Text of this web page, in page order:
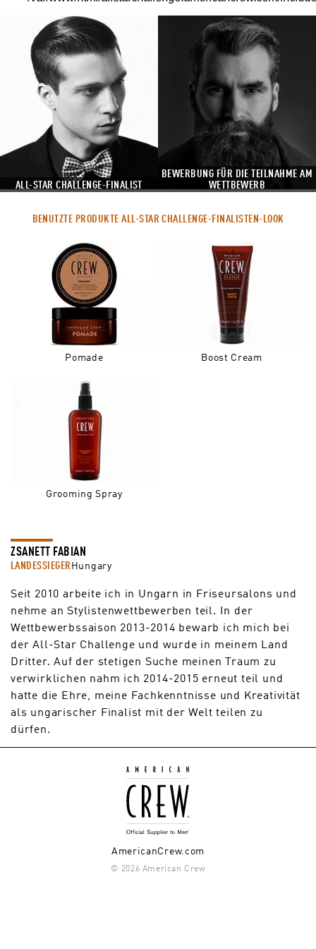
ALL-STAR CHALLENGE-FINALIST
BEWERBUNG FÜR DIE TEILNAHME AM
WETTBEWERB
ZSANETT FABIAN
LANDESSIEGERHungary
Seit 2010 arbeite ich in Ungarn in Friseursalons und
nehme an Stylistenwettbewerben teil. In der
Wettbewerbssaison 2013-2014 bewarb ich mich bei
der All-Star Challenge und wurde in meinem Land
Dritter. Auf der stetigen Suche meinen Traum zu
verwirklichen nahm ich 2014-2015 erneut teil und
hatte die Ehre, meine Fachkenntnisse und Kreativität
als ungarischer Finalist mit der Welt teilen zu
dürfen.
BENUTZTE PRODUKTE ALL-STAR CHALLENGE-FINALISTEN-LOOK
Pomade Boost Cream
Grooming Spray
AmericanCrew.com
© 2026 American Crew